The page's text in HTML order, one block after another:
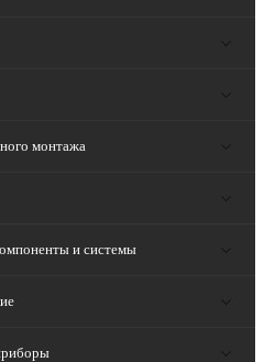
монтажа
и системы